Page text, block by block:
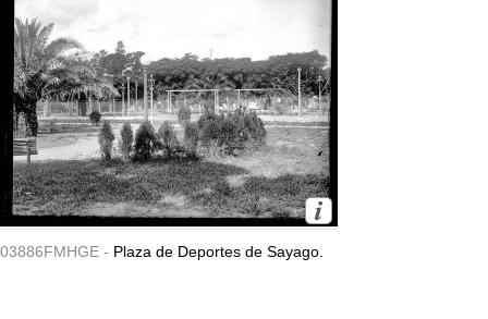
03886FMHGE - Plaza de Deportes de Sayago.